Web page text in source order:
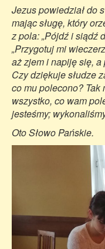
Jezus powiedział do
mając sługę, który
z pola: „Pójdź i siądź
„Przygotuj mi
aż zjem i napiję się, a
Czy dziękuje słudze
co mu polecono?
wszystko, co wam
jesteśmy;
Oto Słowo Pańskie.